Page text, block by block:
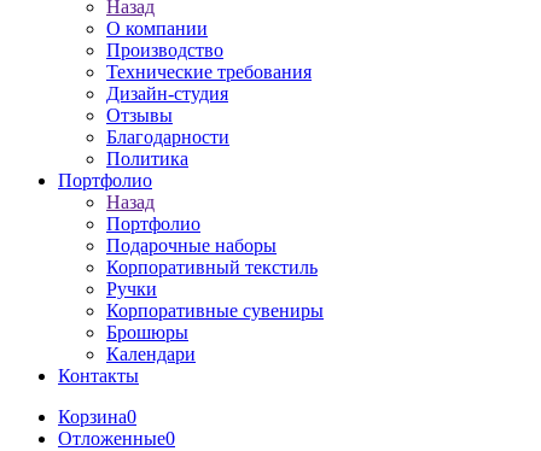
Назад
О компании
Производство
Технические требования
Дизайн-студия
Отзывы
Благодарности
Политика
Портфолио
Назад
Портфолио
Подарочные наборы
Корпоративный текстиль
Ручки
Корпоративные сувениры
Брошюры
Календари
Контакты
Корзина0
Отложенные0